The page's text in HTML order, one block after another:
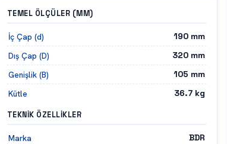
TEMEL ÖLÇÜLER (MM)
İç Çap (d) 190 mm
Dış Çap (D)
320 mm
Genişlik (B)
105 mm
Kütle
36.7 kg
TEKNIK ÖZELLIKLER
Marka
BDR